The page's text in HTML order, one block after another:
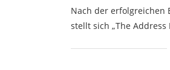
Nach der erfolgreichen
stellt sich „The Address